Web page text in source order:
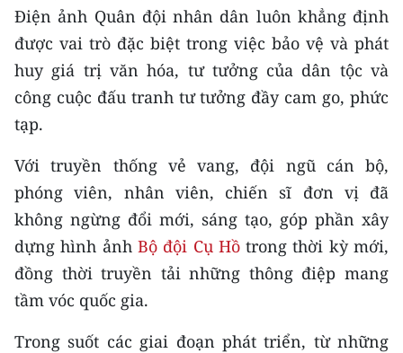
CHƯƠNG TRÌNH OCOP - MỖI XÃ
MỘT SẢN PHẨM
RADIO
MEDIA CENTER
E-Magazine
Video
Media Chính trị
Media Kinh tế
Media Văn hóa
Điện ảnh Quân đội nhân dân luôn khẳng định
được vai trò đặc biệt trong việc bảo vệ và phát
huy giá trị văn hóa, tư tưởng của dân tộc và
công cuộc đấu tranh tư tưởng đầy cam go, phức
tạp.
Với truyền thống vẻ vang, đội ngũ cán bộ,
phóng viên, nhân viên, chiến sĩ đơn vị đã
không ngừng đổi mới, sáng tạo, góp phần xây
dựng hình ảnh Bộ đội Cụ Hồtrong thời kỳ mới,
đồng thời truyền tải những thông điệp mang
tầm vóc quốc gia.
Trong suốt các giai đoạn phát triển, từ những